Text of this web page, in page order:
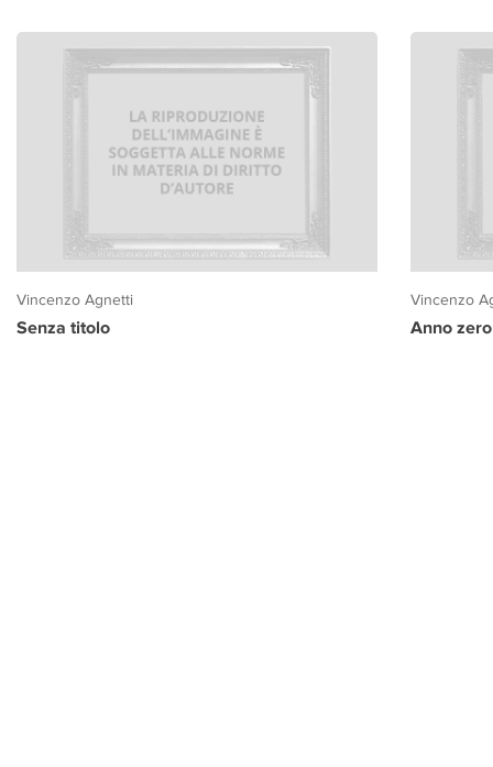
Vincenzo Agnetti
Senza titolo
Vincenzo
Anno zero